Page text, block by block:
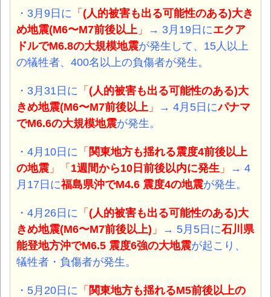
・3月9日に 「 (人的被害も出る可能性のある)大き
め地震(M6〜M7前後以上 」 → 3月19日にエクア
ドルでM6.8の大規模地震が発生して、15人以上
の犠牲者、400名以上の負傷者が発生。
・3月31日に 「 (人的被害も出る可能性のある)大
きめ地震(M6〜M7前後以上 」 → 4月5日にパナマ
でM6.6の大規模地震が発生。
・4月10日に 「 関東地方も揺れる震度4前後以上
の地震 」「 1週間から10日前後以内に発生 」
→ 4
月17日に福島県沖でM4.6 震度4の地震が発生。
・4月26日に 「 (人的被害も出る可能性のある)大
きめ地震(M6〜M7前後以上) 」 → 5月5日に石川県
能登地方沖でM6.5 震度6強の大地震が起こり、
犠牲者・負傷者が発生。
・5月20日に 「 関東地方も揺れるM5前後以上の